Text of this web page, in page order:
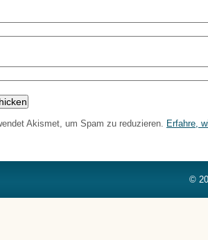
Akismet, um Spam zu reduzieren. Erfahre,
©